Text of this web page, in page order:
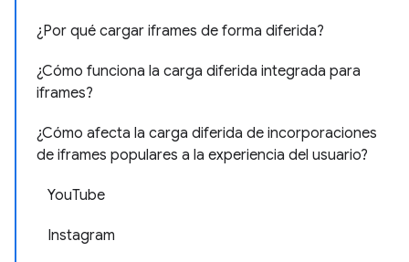
¿Por qué cargar iframes de forma diferida?
¿Cómo funciona la carga diferida integrada para
iframes?
¿Cómo afecta la carga diferida de incorporaciones
de iframes populares a la experiencia del usuario?
YouTube
Instagram